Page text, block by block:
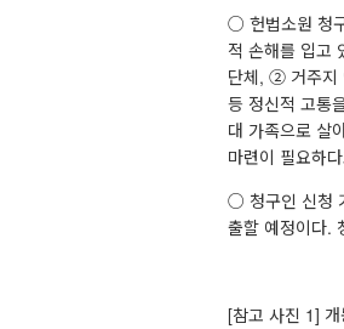
○ 헌법소원 청
적 손해를 입고
단체, ② 거주지
등 정신적 고통
대 가족으로 살
마련이 필요하
○ 청구인 신청
출할 예정이다.
[참고 사진 1]